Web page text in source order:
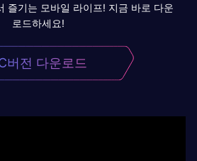
즐기는 모바일 라이프! 지금 바로 다운
로드하세요!
버전 다운로드